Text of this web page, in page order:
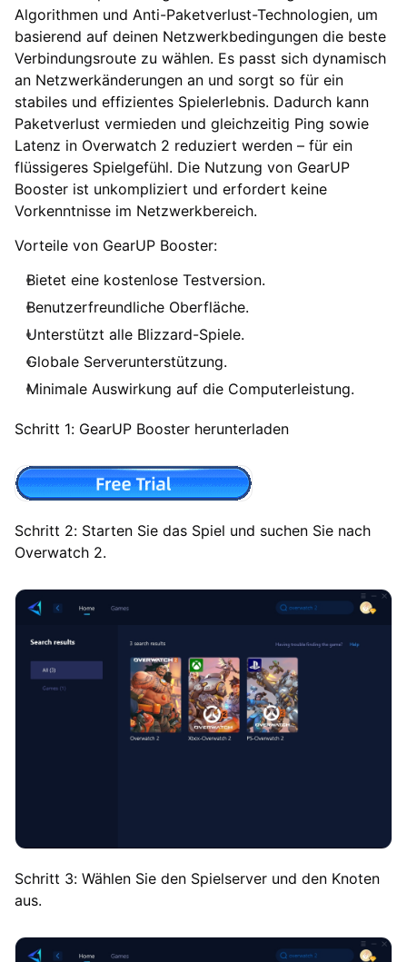
Algorithmen und Anti-Paketverlust-Technologien, um
basierend auf deinen Netzwerkbedingungen die beste
Verbindungsroute zu wählen. Es passt sich dynamisch
an Netzwerkänderungen an und sorgt so für ein
stabiles und effizientes Spielerlebnis. Dadurch kann
Paketverlust vermieden und gleichzeitig Ping sowie
Latenz in Overwatch 2 reduziert werden – für ein
flüssigeres Spielgefühl. Die Nutzung von GearUP
Booster ist unkompliziert und erfordert keine
Vorkenntnisse im Netzwerkbereich.
Vorteile von GearUP Booster:
Bietet eine kostenlose Testversion.
Benutzerfreundliche Oberfläche.
Unterstützt alle Blizzard-Spiele.
Globale Serverunterstützung.
Minimale Auswirkung auf die Computerleistung.
Schritt 1: GearUP Booster herunterladen
Schritt 2: Starten Sie das Spiel und suchen Sie nach
Overwatch 2.
Schritt 3: Wählen Sie den Spielserver und den Knoten
aus.